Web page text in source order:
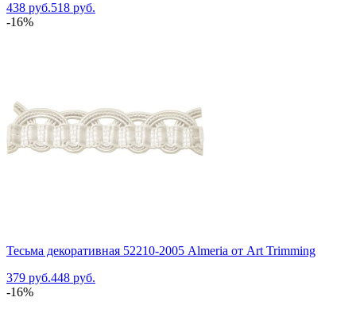
438 руб.518 руб.
-16%
Тесьма декоративная 52210-2005 Almeria от Art Trimming
379 руб.448 руб.
-16%